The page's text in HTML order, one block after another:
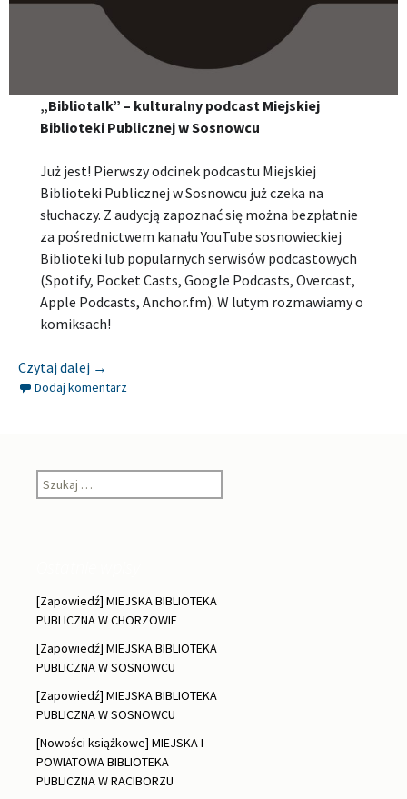
„Bibliotalk” – kulturalny podcast Miejskiej
Biblioteki Publicznej w Sosnowcu
Już jest! Pierwszy odcinek podcastu Miejskiej
Biblioteki Publicznej w Sosnowcu już czeka na
słuchaczy. Z audycją zapoznać się można bezpłatnie
za pośrednictwem kanału YouTube sosnowieckiej
Biblioteki lub popularnych serwisów podcastowych
(Spotify, Pocket Casts, Google Podcasts, Overcast,
Apple Podcasts, Anchor.fm). W lutym rozmawiamy o
komiksach!
Czytaj dalej [Zapowiedź] MIEJSKA BIBLIOTEKA PUBLICZNA W
→
Dodaj komentarz
Szukaj:
[Zapowiedź] MIEJSKA BIBLIOTEKA
PUBLICZNA W CHORZOWIE
[Zapowiedź] MIEJSKA BIBLIOTEKA
PUBLICZNA W SOSNOWCU
[Zapowiedź] MIEJSKA BIBLIOTEKA
PUBLICZNA W SOSNOWCU
[Nowości książkowe] MIEJSKA I
POWIATOWA BIBLIOTEKA
PUBLICZNA W RACIBORZU